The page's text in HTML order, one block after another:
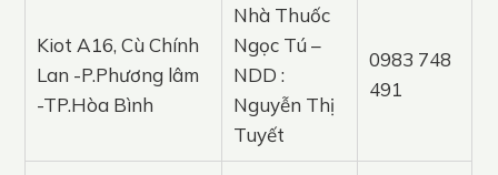
Kiot A16, Cù Chính
Lan -P.Phương lâm
-TP.Hòa Bình
Nhà Thuốc
Ngọc Tú –
NDD :
Nguyễn Thị
Tuyết
0983 748
491